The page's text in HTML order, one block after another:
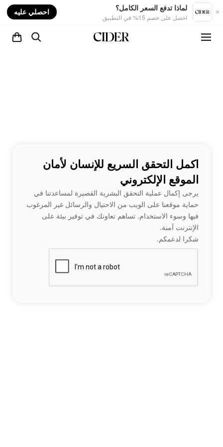
لماذا تدفع السعر الكامل؟
احصل على خصم 15% في التطبيق
احصلي عليه
اكمل التحقق السريع للإنسان لأمان
الموقع الإلكتروني
يرجى إكمال عملية التحقق البشرية القصيرة لمساعدتنا في
حماية موقعنا على الويب من الاحتيال والرسائل غير المرغوب
فيها وسوء الاستخدام. تساهم تعاونك في توفير بيئة على
الإنترنت آمنة.
شكرا لدعمكم.